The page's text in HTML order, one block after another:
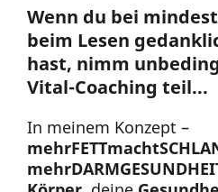
Wenn du bei
beim Lesen
hast, nimm
Vital-Coaching teil...
In meinem Konzept –